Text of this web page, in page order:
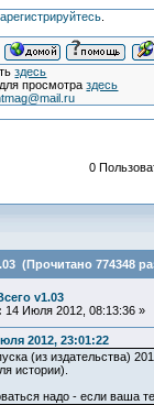
.
здесь
просмотраздесь
0
(Прочитано 774348
v1.03
14 Июля 2012, 08:13:36 »
2012, 23:01:22
(из издательства)
истории).
надо - если ваша